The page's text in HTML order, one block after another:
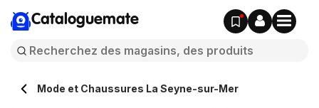
Cataloguemate
Mode et Chaussures La Seyne-sur-Mer